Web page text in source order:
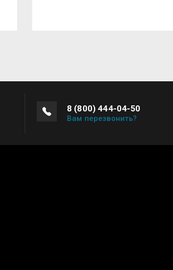
8 (800) 444-04-50
Вам перезвонить?